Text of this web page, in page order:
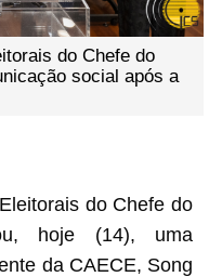
do Chefe do
social após a
do Chefe do
hoje (14), uma
da CAECE, Song